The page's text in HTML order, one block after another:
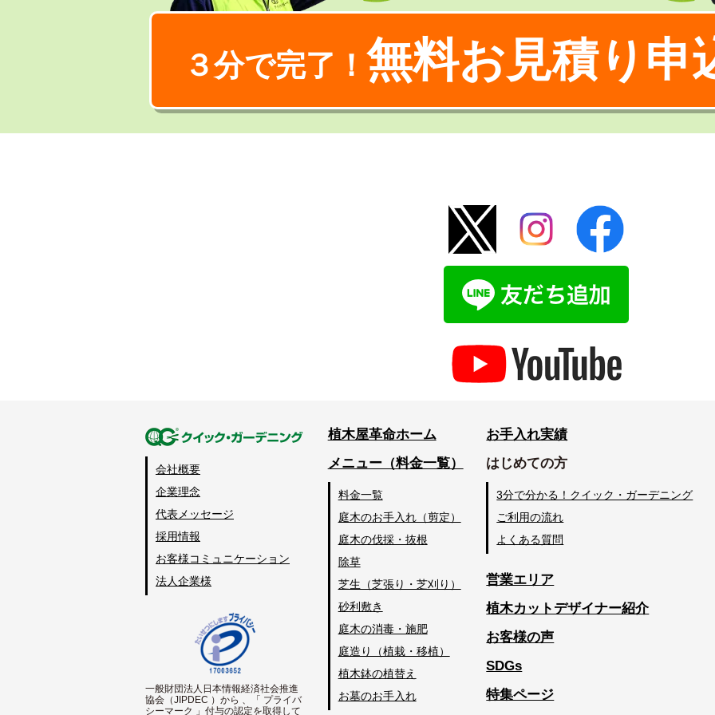
３分で完了！ 無料お見積り申
会社概要
企業理念
代表メッセージ
採用情報
お客様コミュニケーション
法人企業様
一般財団法人日本情報経済社会推進
協会（JIPDEC ）から 、「 プライバ
シーマーク 」付与の認定を取得して
植木屋革命ホーム
メニュー（料金一覧）
料金一覧
庭木のお手入れ（剪定）
庭木の伐採・抜根
除草
芝生（芝張り・芝刈り）
砂利敷き
庭木の消毒・施肥
庭造り（植栽・移植）
植木鉢の植替え
お墓のお手入れ
お手入れ実績
はじめての方
3分で分かる！クイック・ガーデニング
ご利用の流れ
よくある質問
営業エリア
植木カットデザイナー紹介
お客様の声
SDGs
特集ページ